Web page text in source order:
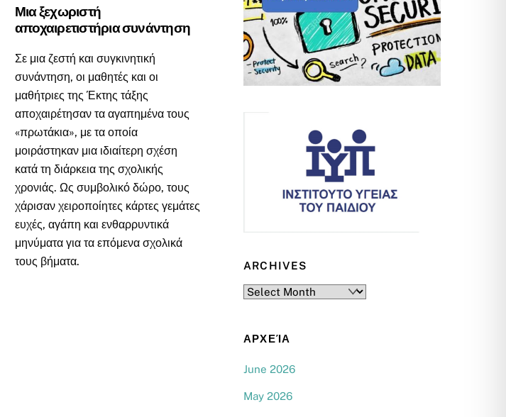
Μια ξεχωριστή
αποχαιρετιστήρια συνάντηση
Σε μια ζεστή και συγκινητική
συνάντηση, οι μαθητές και οι
μαθήτριες της Έκτης τάξης
αποχαιρέτησαν τα αγαπημένα τους
«πρωτάκια», με τα οποία
μοιράστηκαν μια ιδιαίτερη σχέση
κατά τη διάρκεια της σχολικής
χρονιάς. Ως συμβολικό δώρο, τους
χάρισαν χειροποίητες κάρτες γεμάτες
ευχές, αγάπη και ενθαρρυντικά
μηνύματα για τα επόμενα σχολικά
τους βήματα.
ARCHIVES
Archives
ΑΡΧΕΊΑ
June 2026
May 2026